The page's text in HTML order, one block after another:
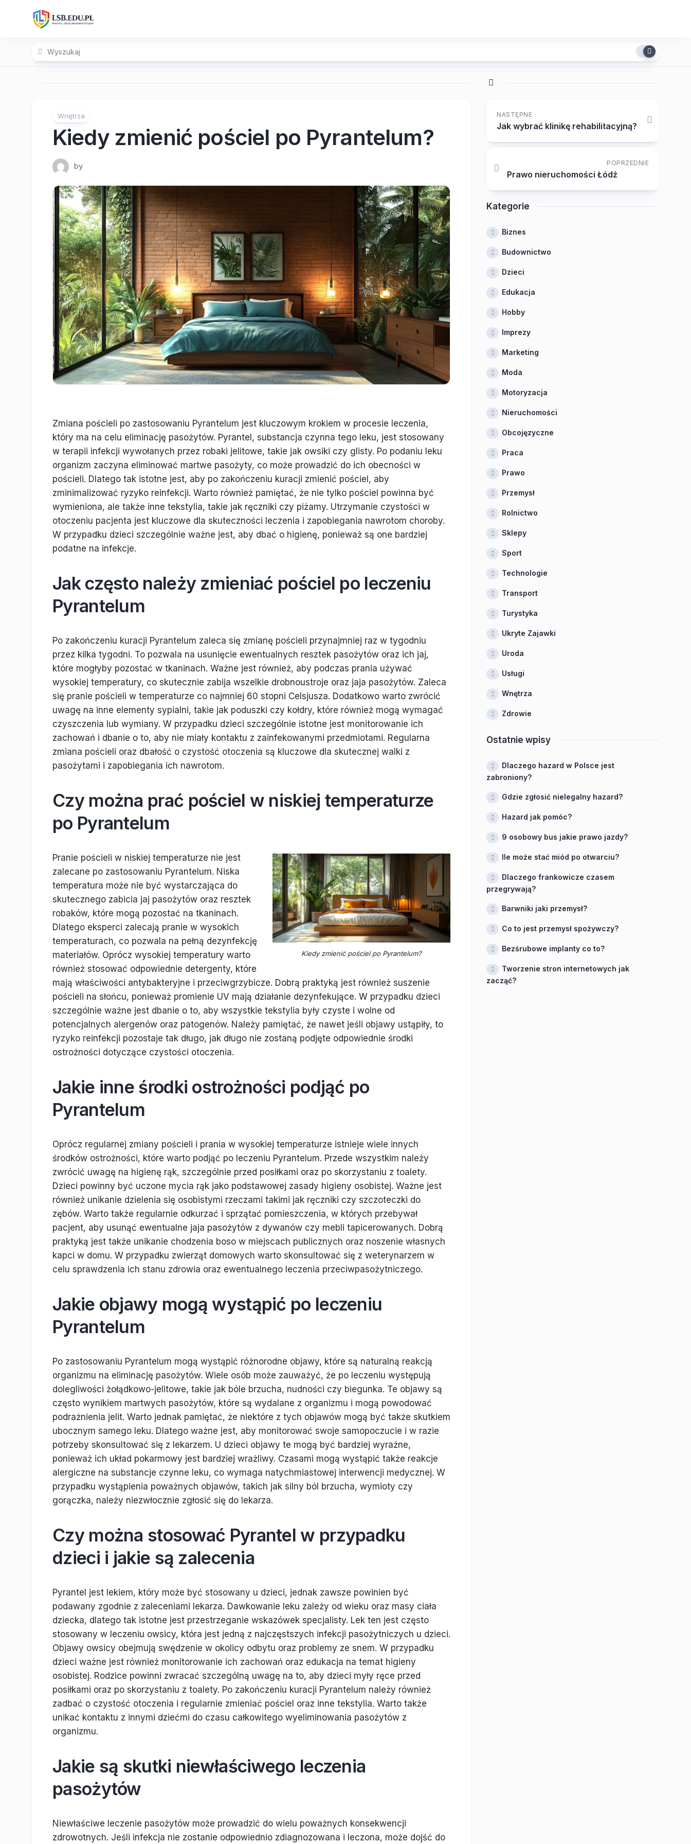
Wnętrza
Kiedy zmienić pościel po Pyrantelum?
by
Zmiana pościeli po zastosowaniu Pyrantelum jest kluczowym krokiem w procesie leczenia,
który ma na celu eliminację pasożytów. Pyrantel, substancja czynna tego leku, jest stosowany
w terapii infekcji wywołanych przez robaki jelitowe, takie jak owsiki czy glisty. Po podaniu leku
organizm zaczyna eliminować martwe pasożyty, co może prowadzić do ich obecności w
pościeli. Dlatego tak istotne jest, aby po zakończeniu kuracji zmienić pościel, aby
zminimalizować ryzyko reinfekcji. Warto również pamiętać, że nie tylko pościel powinna być
wymieniona, ale także inne tekstylia, takie jak ręczniki czy piżamy. Utrzymanie czystości w
otoczeniu pacjenta jest kluczowe dla skuteczności leczenia i zapobiegania nawrotom choroby.
W przypadku dzieci szczególnie ważne jest, aby dbać o higienę, ponieważ są one bardziej
podatne na infekcje.
Jak często należy zmieniać pościel po leczeniu
Pyrantelum
Po zakończeniu kuracji Pyrantelum zaleca się zmianę pościeli przynajmniej raz w tygodniu
przez kilka tygodni. To pozwala na usunięcie ewentualnych resztek pasożytów oraz ich jaj,
które mogłyby pozostać w tkaninach. Ważne jest również, aby podczas prania używać
wysokiej temperatury, co skutecznie zabija wszelkie drobnoustroje oraz jaja pasożytów. Zaleca
się pranie pościeli w temperaturze co najmniej 60 stopni Celsjusza. Dodatkowo warto zwrócić
uwagę na inne elementy sypialni, takie jak poduszki czy kołdry, które również mogą wymagać
czyszczenia lub wymiany. W przypadku dzieci szczególnie istotne jest monitorowanie ich
zachowań i dbanie o to, aby nie miały kontaktu z zainfekowanymi przedmiotami. Regularna
zmiana pościeli oraz dbałość o czystość otoczenia są kluczowe dla skutecznej walki z
pasożytami i zapobiegania ich nawrotom.
Czy można prać pościel w niskiej temperaturze
po Pyrantelum
Kiedy zmienić pościel po Pyrantelum?
Pranie pościeli w niskiej temperaturze nie jest
zalecane po zastosowaniu Pyrantelum. Niska
temperatura może nie być wystarczająca do
skutecznego zabicia jaj pasożytów oraz resztek
robaków, które mogą pozostać na tkaninach.
Dlatego eksperci zalecają pranie w wysokich
temperaturach, co pozwala na pełną dezynfekcję
materiałów. Oprócz wysokiej temperatury warto
również stosować odpowiednie detergenty, które
mają właściwości antybakteryjne i przeciwgrzybicze. Dobrą praktyką jest również suszenie
pościeli na słońcu, ponieważ promienie UV mają działanie dezynfekujące. W przypadku dzieci
szczególnie ważne jest dbanie o to, aby wszystkie tekstylia były czyste i wolne od
potencjalnych alergenów oraz patogenów. Należy pamiętać, że nawet jeśli objawy ustąpiły, to
ryzyko reinfekcji pozostaje tak długo, jak długo nie zostaną podjęte odpowiednie środki
ostrożności dotyczące czystości otoczenia.
Jakie inne środki ostrożności podjąć po
Pyrantelum
Oprócz regularnej zmiany pościeli i prania w wysokiej temperaturze istnieje wiele innych
środków ostrożności, które warto podjąć po leczeniu Pyrantelum. Przede wszystkim należy
zwrócić uwagę na higienę rąk, szczególnie przed posiłkami oraz po skorzystaniu z toalety.
Dzieci powinny być uczone mycia rąk jako podstawowej zasady higieny osobistej. Ważne jest
również unikanie dzielenia się osobistymi rzeczami takimi jak ręczniki czy szczoteczki do
zębów. Warto także regularnie odkurzać i sprzątać pomieszczenia, w których przebywał
pacjent, aby usunąć ewentualne jaja pasożytów z dywanów czy mebli tapicerowanych. Dobrą
praktyką jest także unikanie chodzenia boso w miejscach publicznych oraz noszenie własnych
kapci w domu. W przypadku zwierząt domowych warto skonsultować się z weterynarzem w
celu sprawdzenia ich stanu zdrowia oraz ewentualnego leczenia przeciwpasożytniczego.
Jakie objawy mogą wystąpić po leczeniu
Pyrantelum
Po zastosowaniu Pyrantelum mogą wystąpić różnorodne objawy, które są naturalną reakcją
organizmu na eliminację pasożytów. Wiele osób może zauważyć, że po leczeniu występują
dolegliwości żołądkowo-jelitowe, takie jak bóle brzucha, nudności czy biegunka. Te objawy są
często wynikiem martwych pasożytów, które są wydalane z organizmu i mogą powodować
podrażnienia jelit. Warto jednak pamiętać, że niektóre z tych objawów mogą być także skutkiem
ubocznym samego leku. Dlatego ważne jest, aby monitorować swoje samopoczucie i w razie
potrzeby skonsultować się z lekarzem. U dzieci objawy te mogą być bardziej wyraźne,
ponieważ ich układ pokarmowy jest bardziej wrażliwy. Czasami mogą wystąpić także reakcje
alergiczne na substancje czynne leku, co wymaga natychmiastowej interwencji medycznej. W
przypadku wystąpienia poważnych objawów, takich jak silny ból brzucha, wymioty czy
gorączka, należy niezwłocznie zgłosić się do lekarza.
Czy można stosować Pyrantel w przypadku
dzieci i jakie są zalecenia
Pyrantel jest lekiem, który może być stosowany u dzieci, jednak zawsze powinien być
podawany zgodnie z zaleceniami lekarza. Dawkowanie leku zależy od wieku oraz masy ciała
dziecka, dlatego tak istotne jest przestrzeganie wskazówek specjalisty. Lek ten jest często
stosowany w leczeniu owsicy, która jest jedną z najczęstszych infekcji pasożytniczych u dzieci.
Objawy owsicy obejmują swędzenie w okolicy odbytu oraz problemy ze snem. W przypadku
dzieci ważne jest również monitorowanie ich zachowań oraz edukacja na temat higieny
osobistej. Rodzice powinni zwracać szczególną uwagę na to, aby dzieci myły ręce przed
posiłkami oraz po skorzystaniu z toalety. Po zakończeniu kuracji Pyrantelum należy również
zadbać o czystość otoczenia i regularnie zmieniać pościel oraz inne tekstylia. Warto także
unikać kontaktu z innymi dziećmi do czasu całkowitego wyeliminowania pasożytów z
organizmu.
Jakie są skutki niewłaściwego leczenia
pasożytów
Niewłaściwe leczenie pasożytów może prowadzić do wielu poważnych konsekwencji
zdrowotnych. Jeśli infekcja nie zostanie odpowiednio zdiagnozowana i leczona, może dojść do
NASTĘPNE
Jak wybrać klinikę rehabilitacyjną?
POPRZEDNIE
Prawo nieruchomości Łódź
Kategorie
Biznes
Budownictwo
Dzieci
Edukacja
Hobby
Imprezy
Marketing
Moda
Motoryzacja
Nieruchomości
Obcojęzyczne
Praca
Prawo
Przemysł
Rolnictwo
Sklepy
Sport
Technologie
Transport
Turystyka
Ukryte Zajawki
Uroda
Usługi
Wnętrza
Zdrowie
Ostatnie wpisy
Dlaczego hazard w Polsce jest
zabroniony?
Gdzie zgłosić nielegalny hazard?
Hazard jak pomóc?
9 osobowy bus jakie prawo jazdy?
Ile może stać miód po otwarciu?
Dlaczego frankowicze czasem
przegrywają?
Barwniki jaki przemysł?
Co to jest przemysł spożywczy?
Bezśrubowe implanty co to?
Tworzenie stron internetowych jak
zacząć?